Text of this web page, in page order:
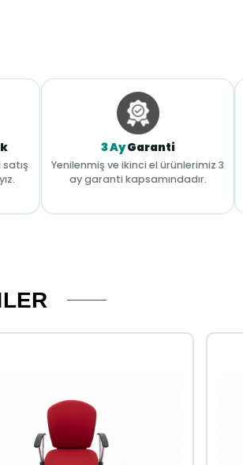
3 AyGaranti
Yenilenmiş ve ikinci el ürünlerimiz 3
ay garanti kapsamındadır.